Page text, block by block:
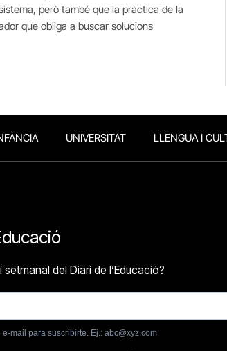
però també que la pràctica de la
que obliga a buscar solucions
UNIVERSITAT LLENGUA I